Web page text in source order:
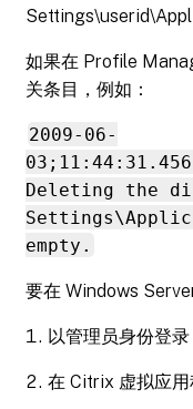
如果在 Profile
关条目，例如：
2009-06-
Deleting the
empty.
要在 Windows
以管理员身份登
在 Citrix 虚拟应用